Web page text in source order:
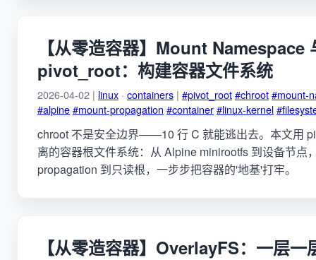
【从零造容器】Mount Namespace
pivot_root：构建容器文件系统
2026-04-02 | linux · containers | #pivot_root#chroot#mount-
#alpine#mount-propagation #container#linux-kernel
chroot 不是安全边界——10 行 C 就能逃出去。本文用
离的容器根文件系统：从 Alpine minirootfs 到设备节点
propagation 到只读根，一步步把容器的'地基'打牢。
【从零造容器】OverlayFS：一层一